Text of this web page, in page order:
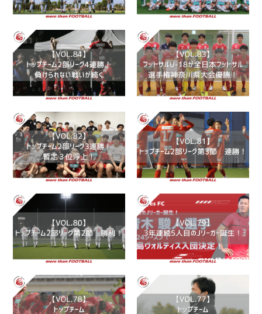
TOPﾁｰﾑ
Jrﾕｰｽ・ﾕｰｽ
ｽｸｰﾙ
OB情報
ｻﾎﾟｰﾀｰ
ﾊﾟｰﾄﾅｰ